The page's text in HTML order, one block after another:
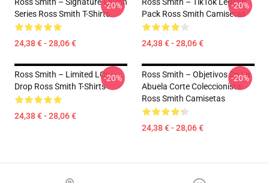
Series Ross Smith T-Shirts
24,38 € - 28,06 €
-20%
Pack Ross Smith Camisetas
24,38 € - 28,06 €
-20%
Ross Smith – Limited LOL
Drop Ross Smith T-Shirts
24,38 € - 28,06 €
-20%
Ross Smith – Objetivos De La
Abuela Corte Coleccionista
Ross Smith Camisetas
24,38 € - 28,06 €
-20%